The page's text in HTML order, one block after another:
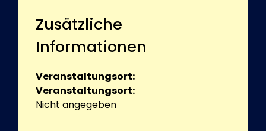
Zusätzliche
Informationen
Veranstaltungsort:
Veranstaltungsort:
Nicht angegeben